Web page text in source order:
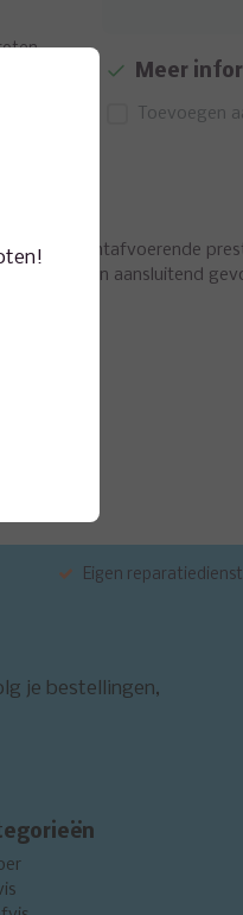
Meer
Toevoegen
Vochtafvoerende
voor een aansluitend
Eigen reparatiedienst
je bestellingen,